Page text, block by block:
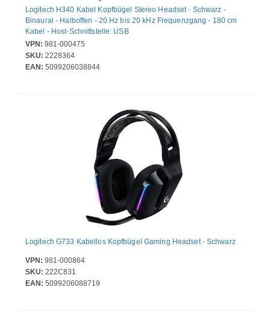
Logitech H340 Kabel Kopfbügel Stereo Headset - Schwarz -
Binaural - Halboffen - 20 Hz bis 20 kHz Frequenzgang - 180 cm
Kabel - Host-Schnittstelle: USB
VPN: 981-000475
SKU: 2228364
EAN: 5099206038844
Logitech G733 Kabellos Kopfbügel Gaming Headset - Schwarz
VPN: 981-000864
SKU: 222C831
EAN: 5099206088719